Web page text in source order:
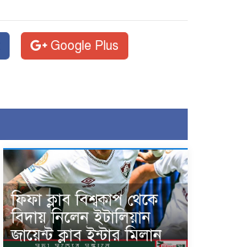
Google Plus
ফিফা ক্লাব বিশ্বকাপ থেকে
বিদায় নিলেন ইটালিয়ান
জায়েন্ট ক্লাব ইন্টার মিলান